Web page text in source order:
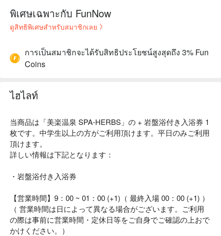
พิเศษเฉพาะกับ FunNow
ดูสิทธิพิเศษสำหรับสมาชิกเลย
การเป็นสมาชิกจะได้รับสิทธิประโยชน์สูงสุดถึง 3% Fun
Coins
ไฮไลท์
当商品は「美楽温泉 SPA-HERBS」の + 岩盤浴付き入浴券 1
枚です。中学生以上の方がご利用頂けます。平日のみご利用
頂けます。
詳しい情報は下記となります：
・岩盤浴付き入浴券
【営業時間】9：00 ~ 01：00 (+1)（ 最終入場 00：00 (+1) ）
（ 営業時間は日によって異なる場合がございます。ご利用
の際は事前に営業時間・定休日等をご自身でご確認の上おで
かけください。）